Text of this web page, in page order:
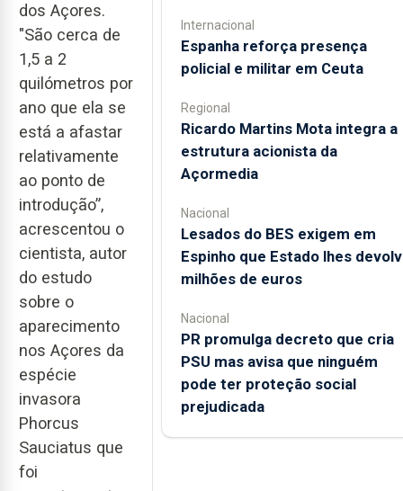
dos Açores.
"São cerca de
1,5 a 2
quilómetros por
ano que ela se
está a afastar
relativamente
ao ponto de
introdução”,
acrescentou o
cientista, autor
do estudo
sobre o
aparecimento
nos Açores da
espécie
invasora
Phorcus
Sauciatus que
foi
Internacional
Espanha reforça presença
policial e militar em Ceuta
Regional
Ricardo Martins Mota integra a
estrutura acionista da
Açormedia
Nacional
Lesados do BES exigem em
Espinho que Estado lhes
milhões de euros
Nacional
PR promulga decreto que cria
PSU mas avisa que ninguém
pode ter proteção social
prejudicada